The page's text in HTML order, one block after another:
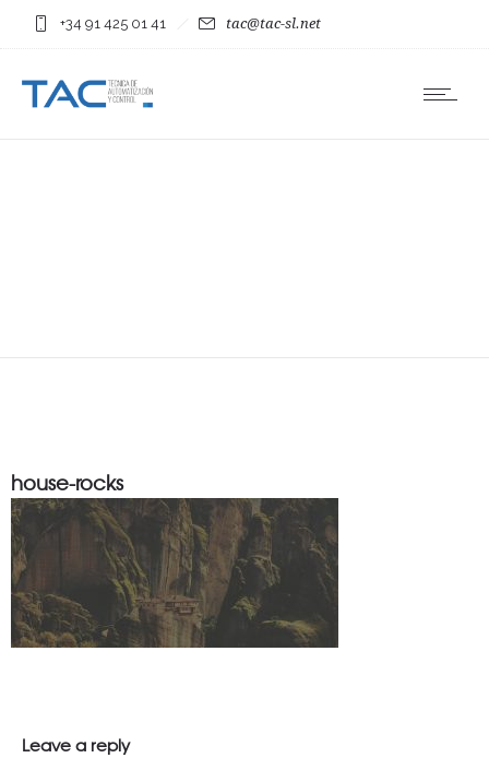
+34 91 425 01 41 tac@tac-sl.net
house-rocks
Leave a reply